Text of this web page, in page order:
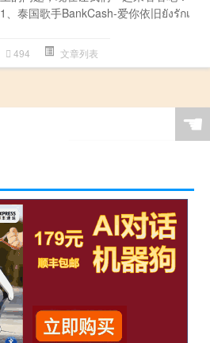
1、泰国歌手BankCash-爱你依旧ยังรักเ
494 文章列表
☚